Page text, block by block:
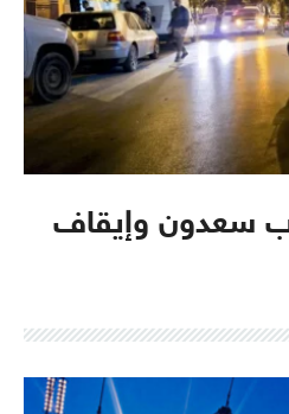
سعدون وإيقاف